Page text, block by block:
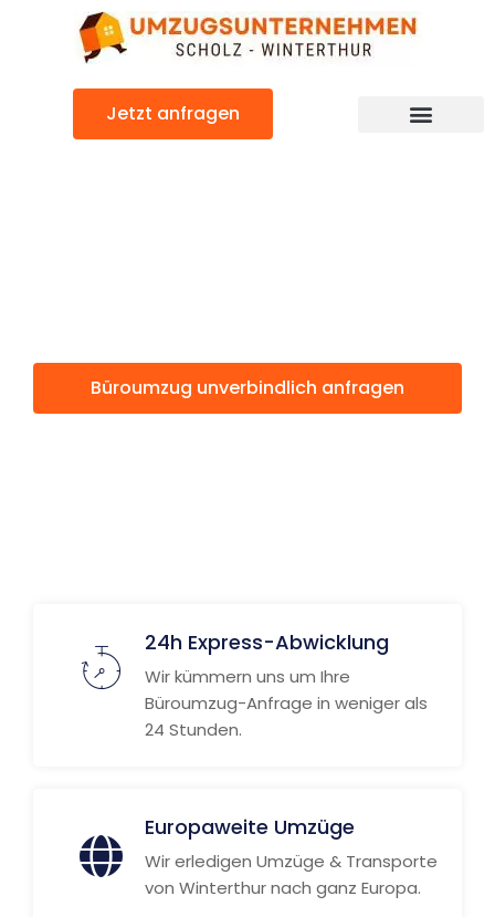
Jetzt anfragen
Büroumzug unverbindlich anfragen
24h Express-Abwicklung
Wir kümmern uns um Ihre
Büroumzug-Anfrage in weniger als
24 Stunden.
Europaweite Umzüge
Wir erledigen Umzüge & Transporte
von Winterthur nach ganz Europa.